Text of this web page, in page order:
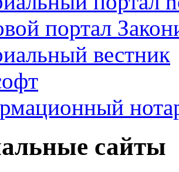
портал
вестник
сайты